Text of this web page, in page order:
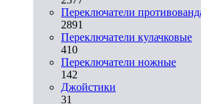
Переключатели
2891
Переключатели кулачковые
410
Переключатели ножные
142
Джойстики
31